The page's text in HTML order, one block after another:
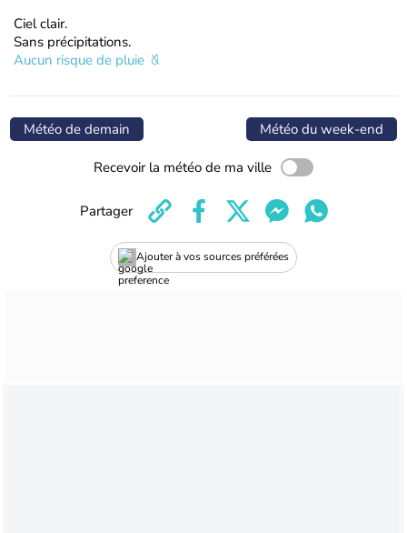
Ciel clair.
Sans précipitations.
Aucun risque de pluie
Météo de demain Météo du week-end
Recevoir la météo de ma ville
Ajouter à vos sources préférées
Partager